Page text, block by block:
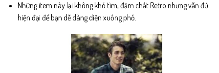
Những item này lại không khó tìm, đậm chất Retro nhưng vẫn đủ
hiện đại để bạn dễ dàng diện xuống phố.